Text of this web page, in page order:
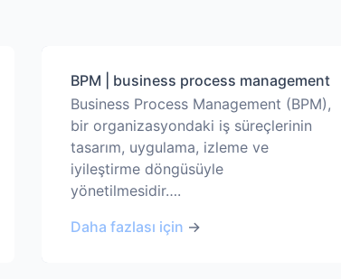
BPM | business process management
Business Process Management (BPM),
bir organizasyondaki iş süreçlerinin
tasarım, uygulama, izleme ve
iyileştirme döngüsüyle
yönetilmesidir….
Daha fazlası için →